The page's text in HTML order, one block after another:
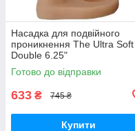
Насадка для подвійного
проникнення The Ultra Soft
Double 6.25"
Готово до відправки
633 ₴ 745 ₴
Купити